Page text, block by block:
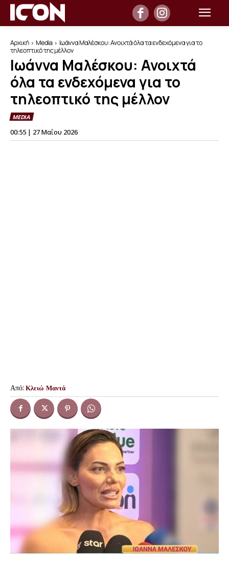
Αρχική Media
Ιωάννα Μαλέσκου: Ανοιχτά όλα τα ενδεχόμενα για το
τηλεοπτικό της μέλλον
Ιωάννα Μαλέσκου: Ανοιχτά
όλα τα ενδεχόμενα για το
τηλεοπτικό της μέλλον
MEDIA
00:55 | 27 Μαΐου 2026
Από: Κλειώ Μαντά